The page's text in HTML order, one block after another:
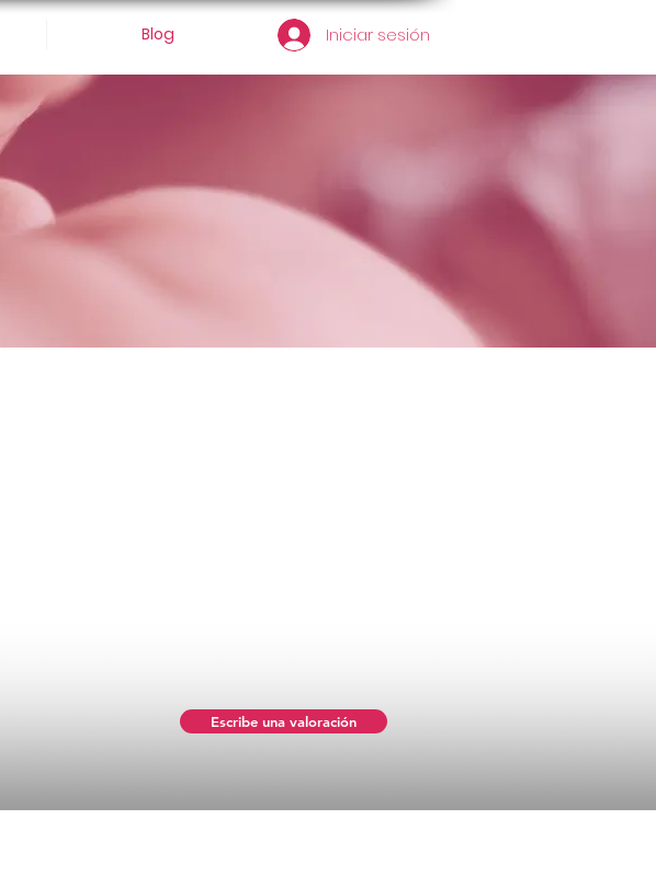
Iniciar sesión
Blog
Escribe una valoración